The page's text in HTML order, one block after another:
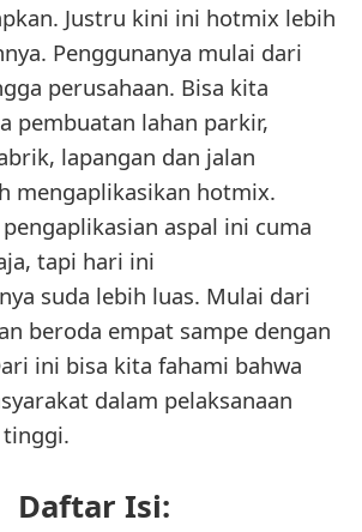
Justru kini ini hotmix lebih
Penggunanya mulai dari
perusahaan. Bisa kita
pembuatan lahan parkir,
lapangan dan jalan
mengaplikasikan hotmix.
aspal ini cuma
tapi hari ini
suda lebih luas. Mulai dari
beroda empat sampe dengan
ini bisa kita fahami bahwa
dalam pelaksanaan
Daftar Isi: